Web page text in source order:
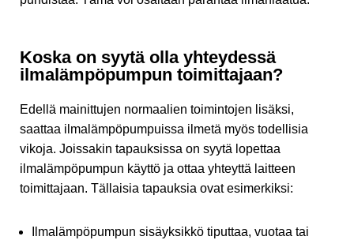
Koska on syytä olla yhteydessä
ilmalämpöpumpun toimittajaan?
Edellä mainittujen normaalien toimintojen lisäksi,
saattaa ilmalämpöpumpuissa ilmetä myös todellisia
vikoja. Joissakin tapauksissa on syytä lopettaa
ilmalämpöpumpun käyttö ja ottaa yhteyttä laitteen
toimittajaan. Tällaisia tapauksia ovat esimerkiksi:
Ilmalämpöpumpun sisäyksikkö tiputtaa, vuotaa tai